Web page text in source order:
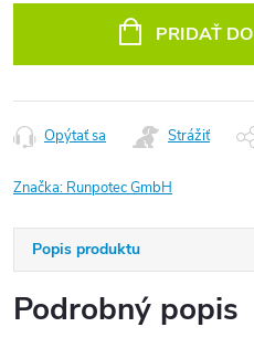
PRIDAŤ
Opýtať sa Strážiť
Značka: Runpotec GmbH
Popis produktu
Podrobný popis